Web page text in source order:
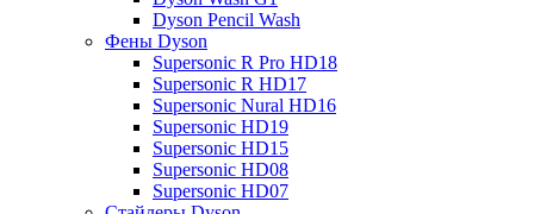
Dyson Pencil Wash
Фены Dyson
Supersonic R Pro HD18
Supersonic R HD17
Supersonic Nural HD16
Supersonic HD19
Supersonic HD15
Supersonic HD08
Supersonic HD07